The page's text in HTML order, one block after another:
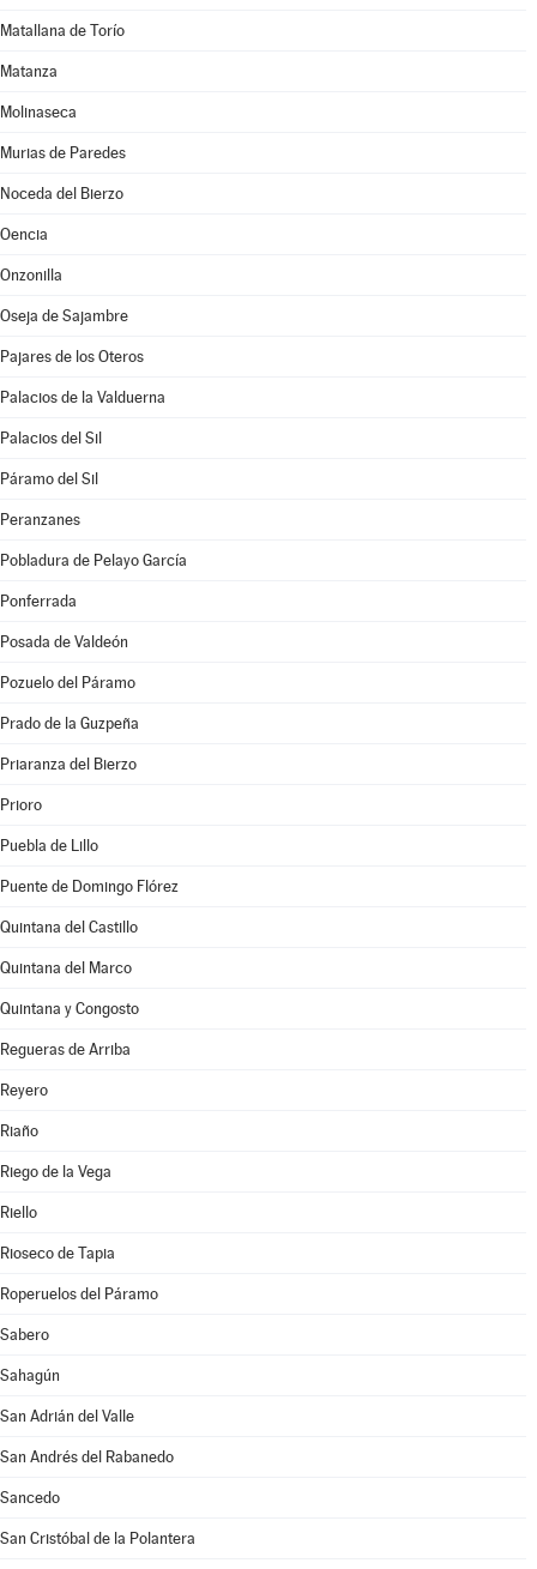
Matallana de Torío
Matanza
Molinaseca
Murias de Paredes
Noceda del Bierzo
Oencia
Onzonilla
Oseja de Sajambre
Pajares de los Oteros
Palacios de la Valduerna
Palacios del Sil
Páramo del Sil
Peranzanes
Pobladura de Pelayo García
Ponferrada
Posada de Valdeón
Pozuelo del Páramo
Prado de la Guzpeña
Priaranza del Bierzo
Prioro
Puebla de Lillo
Puente de Domingo Flórez
Quintana del Castillo
Quintana del Marco
Quintana y Congosto
Regueras de Arriba
Reyero
Riaño
Riego de la Vega
Riello
Rioseco de Tapia
Roperuelos del Páramo
Sabero
Sahagún
San Adrián del Valle
San Andrés del Rabanedo
Sancedo
San Cristóbal de la Polantera